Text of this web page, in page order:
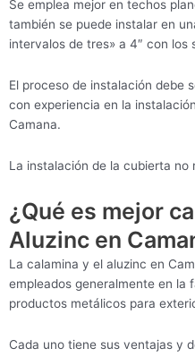
Se emplea mejor en techos
también se puede instalar en
intervalos de tres» a 4″ con los
El proceso de instalación debe
con experiencia en la
Camana.
La instalación de la cubierta no
¿Qué es mejor
Aluzinc en
La calamina y el aluzinc en
empleados generalmente en la
productos metálicos para
Cada uno tiene sus ventajas y